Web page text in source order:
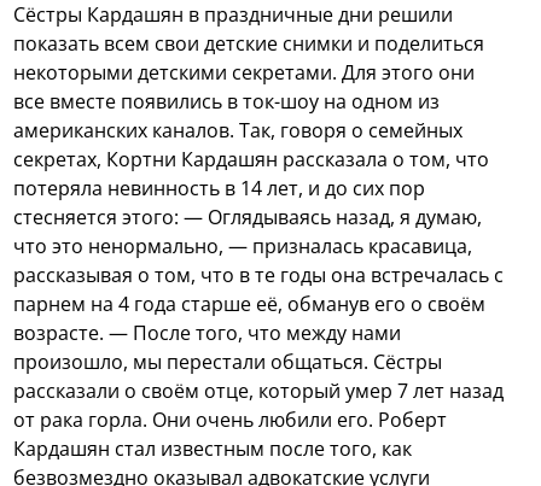
Сёстры Кардашян в праздничные дни решили
показать всем свои детские снимки и поделиться
некоторыми детскими секретами. Для этого они
все вместе появились в ток-шоу на одном из
американских каналов. Так, говоря о семейных
секретах, Кортни Кардашян рассказала о том, что
потеряла невинность в 14 лет, и до сих пор
стесняется этого: — Оглядываясь назад, я думаю,
что это ненормально, — призналась красавица,
рассказывая о том, что в те годы она встречалась с
парнем на 4 года старше её, обманув его о своём
возрасте. — После того, что между нами
произошло, мы перестали общаться. Сёстры
рассказали о своём отце, который умер 7 лет назад
от рака горла. Они очень любили его. Роберт
Кардашян стал известным после того, как
безвозмездно оказывал адвокатские услуги